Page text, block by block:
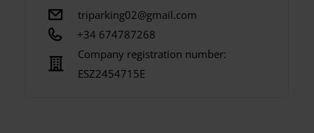
triparking02@gmail.com
+34 674787268
Company registration number:
ESZ2454715E